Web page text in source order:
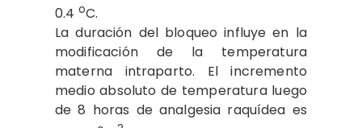
0.4 oC.
La duración del bloqueo influye en la
modificación de la temperatura
materna intraparto. El incremento
medio absoluto de temperatura luego
de 8 horas de analgesia raquídea es